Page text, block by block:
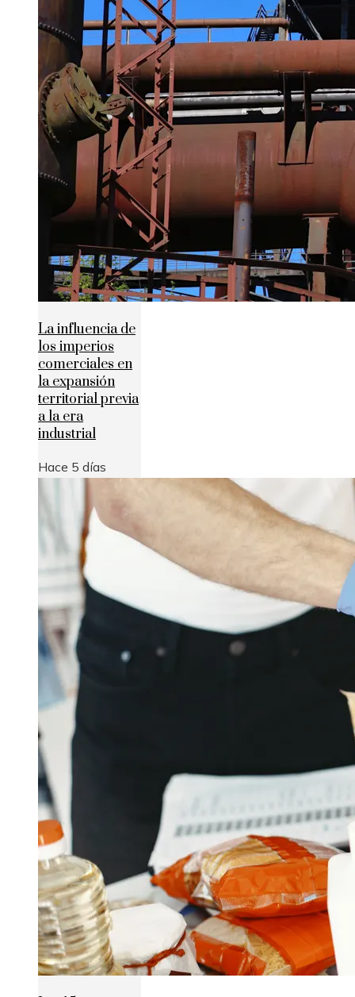
La influencia de
los imperios
comerciales en
la expansión
territorial previa
a la era
industrial
Hace 5 días